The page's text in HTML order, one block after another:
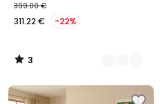
399.00 €
311.22 € -22%
3
/